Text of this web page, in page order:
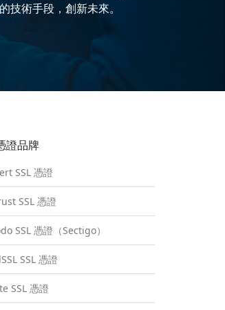
術手段，創新未來。
證品牌
SSL 憑證
SSL 憑證
SSL 憑證（Sectigo）
SSL 憑證
SSL 憑證